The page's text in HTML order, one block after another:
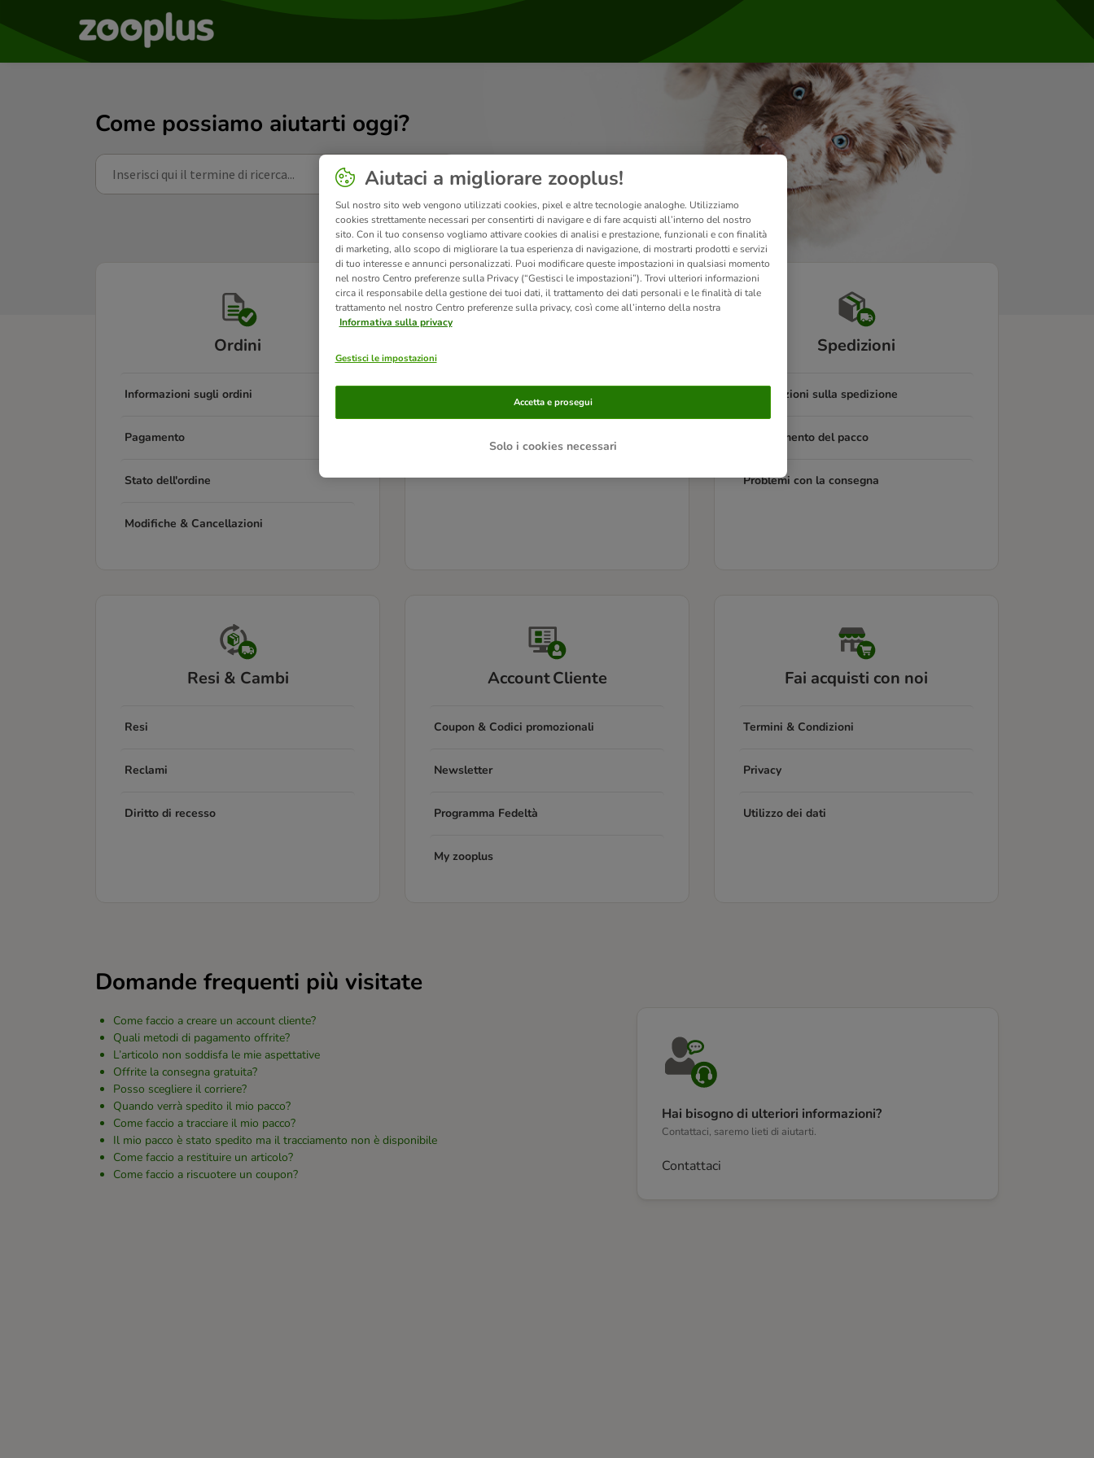
Come possiamo aiutarti oggi?
Ordini
Informazioni sugli ordini
Pagamento
Stato dell'ordine
Modifiche & Cancellazioni
Spedizioni
Informazioni sulla spedizione
Tracciamento del pacco
Problemi con la consegna
Resi & Cambi
Resi
Reclami
Diritto di recesso
Account Cliente
Coupon & Codici promozionali
Newsletter
Programma Fedeltà
My zooplus
Fai acquisti con noi
Termini & Condizioni
Privacy
Utilizzo dei dati
Domande frequenti più visitate
Come faccio a creare un account cliente?
Quali metodi di pagamento offrite?
L’articolo non soddisfa le mie aspettative
Offrite la consegna gratuita?
Posso scegliere il corriere?
Quando verrà spedito il mio pacco?
Come faccio a tracciare il mio pacco?
Il mio pacco è stato spedito ma il tracciamento non è disponibile
Come faccio a restituire un articolo?
Come faccio a riscuotere un coupon?
Hai bisogno di ulteriori informazioni?
Contattaci, saremo lieti di aiutarti.
Contattaci
Aiutaci a migliorare zooplus!
Sul nostro sito web vengono utilizzati cookies, pixel e altre tecnologie analoghe. Utilizziamo
cookies strettamente necessari per consentirti di navigare e di fare acquisti all’interno del nostro
sito. Con il tuo consenso vogliamo attivare cookies di analisi e prestazione, funzionali e con finalità
di marketing, allo scopo di migliorare la tua esperienza di navigazione, di mostrarti prodotti e servizi
di tuo interesse e annunci personalizzati. Puoi modificare queste impostazioni in qualsiasi momento
nel nostro Centro preferenze sulla Privacy (“Gestisci le impostazioni”). Trovi ulteriori informazioni
circa il responsabile della gestione dei tuoi dati, il trattamento dei dati personali e le finalità di tale
trattamento nel nostro Centro preferenze sulla privacy, così come all’interno della nostra
Informativa sulla privacy
Gestisci le impostazioni
Solo i cookies necessari
Accetta e prosegui